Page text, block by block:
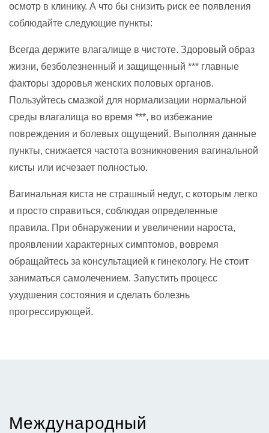
осмотр в клинику. А что бы снизить риск ее появления
соблюдайте следующие пункты:
Всегда держите влагалище в чистоте. Здоровый образ
жизни, безболезненный и защищенный *** главные
факторы здоровья женских половых органов.
Пользуйтесь смазкой для нормализации нормальной
среды влагалища во время ***, во избежание
повреждения и болевых ощущений. Выполняя данные
пункты, снижается частота возникновения вагинальной
кисты или исчезает полностью.
Вагинальная киста не страшный недуг, с которым легко
и просто справиться, соблюдая определенные
правила. При обнаружении и увеличении нароста,
проявлении характерных симптомов, вовремя
обращайтесь за консультацией к гинекологу. Не стоит
заниматься самолечением. Запустить процесс
ухудшения состояния и сделать болезнь
прогрессирующей.
Международный